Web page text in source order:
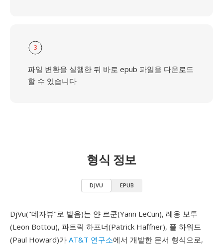
3
파일 변환을 실행한 뒤 바로 epub 파일을 다운로드
할 수 있습니다
형식 정보
DJVU EPUB
DjVu("데자뷰"로 발음)는 얀 르쿤(Yann LeCun), 레옹 보투
(Leon Bottou), 파트릭 하프너(Patrick Haffner), 폴 하워드
(Paul Howard)가 AT&T 연구소에서 개발한 문서 형식으로,